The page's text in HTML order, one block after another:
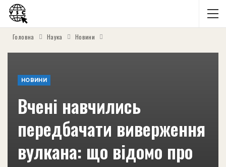
Головна Наука Новини
НОВИНИ
Вчені навчились
передбачати виверження
вулкана: що відомо про